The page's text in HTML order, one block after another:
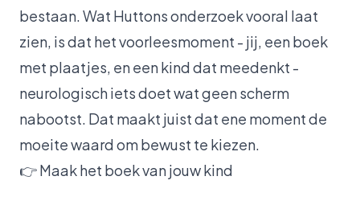
bestaan. Wat Huttons onderzoek vooral laat
zien, is dat het voorleesmoment - jij, een boek
met plaatjes, en een kind dat meedenkt -
neurologisch iets doet wat geen scherm
nabootst. Dat maakt juist dat ene moment de
moeite waard om bewust te kiezen.
👉Maak het boek van jouw kind